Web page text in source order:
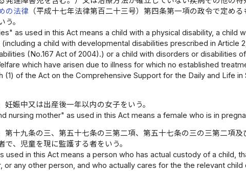
の法律（平成十七年法律第百二十三号）第四条第一項の政令で定め
。
as used in this Act means a child with a physical disability, a child
a child with developmental disabilities prescribed in Article
(No.167 Act of 2004).) or a child with disorders or disabilities
which have arisen due to illness for which no established
(1) of the Act on the Comprehensive Support for the Daily and Life
妊娠中又は出産後一年以内の女子をいう。
nursing mother" as used in this Act means a female who is in
第十九条の三、第五十七条の三第二項、第五十七条の三の三第二項
、児童を現に監護する者をいう。
used in this Act means a person who has actual custody of a child,
or any other person, and who actually cares for the the relevant